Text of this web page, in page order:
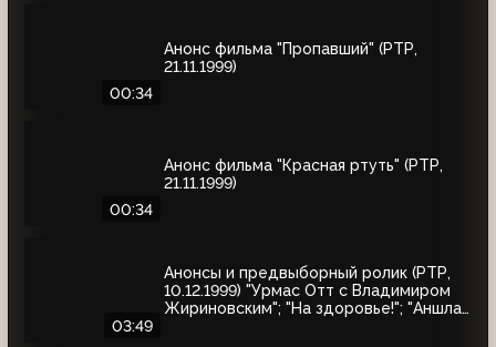
00:34
Анонс фильма "Пропавший" (РТР,
21.11.1999)
00:34
Анонс фильма "Красная ртуть" (РТР,
21.11.1999)
03:49
Анонсы и предвыборный ролик (РТР,
10.12.1999) "Урмас Отт с Владимиром
Жириновским"; "На здоровье!"; "Аншлаг.